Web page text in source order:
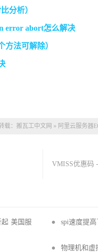
分析）
error abort怎么解决
方法可解除）
载： 搬瓦工中文网 » 阿里云服务器
VMISS优惠码
起 美国服
spi速度提
物理机和虚